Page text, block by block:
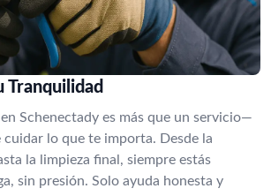
Tranquilidad
Schenectady es más que un servicio—
cuidar lo que te importa. Desde la
la limpieza final, siempre estás
sin presión. Solo ayuda honesta y